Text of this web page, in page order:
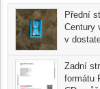
Přední
Century
v
Zadní
formátu